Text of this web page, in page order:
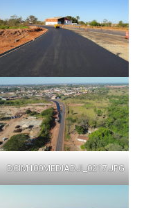
DCIM100MEDIADJI_0217.JPG